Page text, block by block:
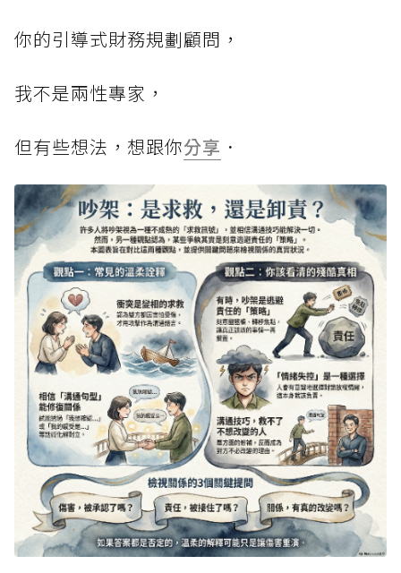
你的引導式財務規劃顧問，
我不是兩性專家，
但有些想法，想跟你分享 ．